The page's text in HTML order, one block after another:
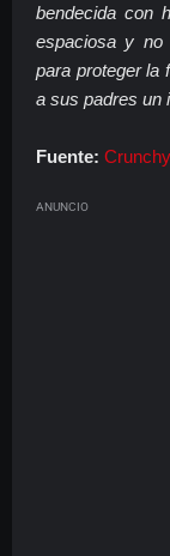
bendecida con
espaciosa y no
para proteger la
a sus padres un
Fuente:
ANUNCIO